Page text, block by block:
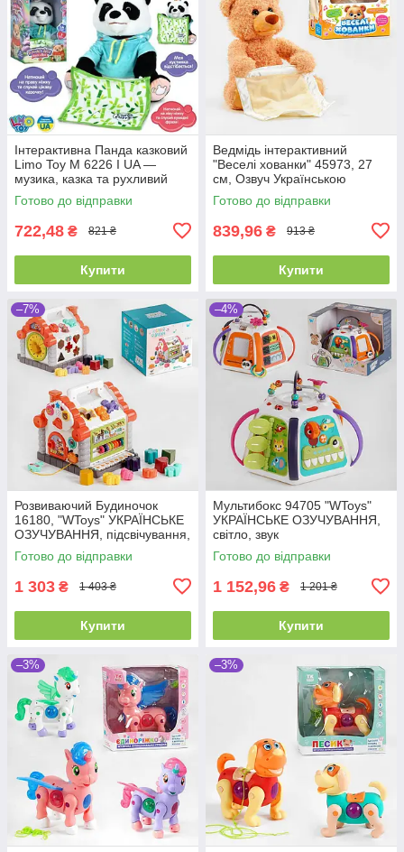
Інтерактивна Панда казковий
Limo Toy M 6226 I UA —
музика, казка та рухливий
рот, ідеально для малюка
Готово до відправки
722,48 ₴ 821 ₴
Купити
Ведмідь інтерактивний
"Веселі хованки" 45973, 27
см, Озвуч Українською
мовою, говорить, грає в
хованки
Готово до відправки
839,96 ₴ 913 ₴
Купити
–7%
Розвиваючий Будиночок
16180, "WToys" УКРАЇНСЬКЕ
ОЗУЧУВАННЯ, підсвічування,
звуки, 8 пісень, сортер
Готово до відправки
1 303 ₴ 1 403 ₴
Купити
–4%
Мультибокс 94705 "WToys"
УКРАЇНСЬКЕ ОЗУЧУВАННЯ,
світло, звук
Готово до відправки
1 152,96 ₴ 1 201 ₴
Купити
–3% –3%